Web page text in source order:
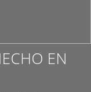
EN